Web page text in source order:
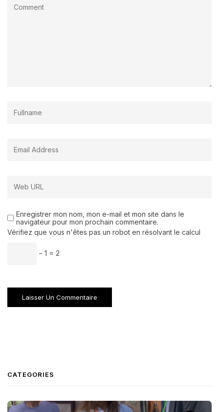
Enregistrer mon nom, mon e-mail et mon site dans le
navigateur pour mon prochain commentaire.
Vérifiez que vous n'êtes pas un robot en résolvant le calcul
− 1 = 2
CATEGORIES